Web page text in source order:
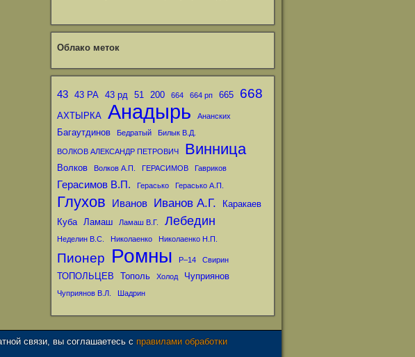
Облако меток
43 43 РА 43 рд 51 200 664 664 рп 665 668
АХТЫРКА Анадырь Ананских
Багаутдинов Бедратый Билык В.Д.
ВОЛКОВ АЛЕКСАНДР ПЕТРОВИЧ Винница
Волков Волков А.П. ГЕРАСИМОВ Гавриков
Герасимов В.П. Герасько Герасько А.П.
Глухов Иванов Иванов А.Г.
Каракаев
Куба
Ламаш Ламаш В.Г. Лебедин
Неделин В.С. Николаенко Николаенко Н.П.
Пионер Ромны Р–14 Свирин
ТОПОЛЬЦЕВ Тополь Холод Чуприянов
Чуприянов В.Л. Шадрин
связи, вы соглашаетесь с правилами обработки